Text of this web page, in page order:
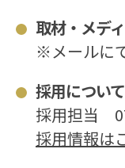
取材・メデ
※メールに
採用について
採用担当
採用情報は